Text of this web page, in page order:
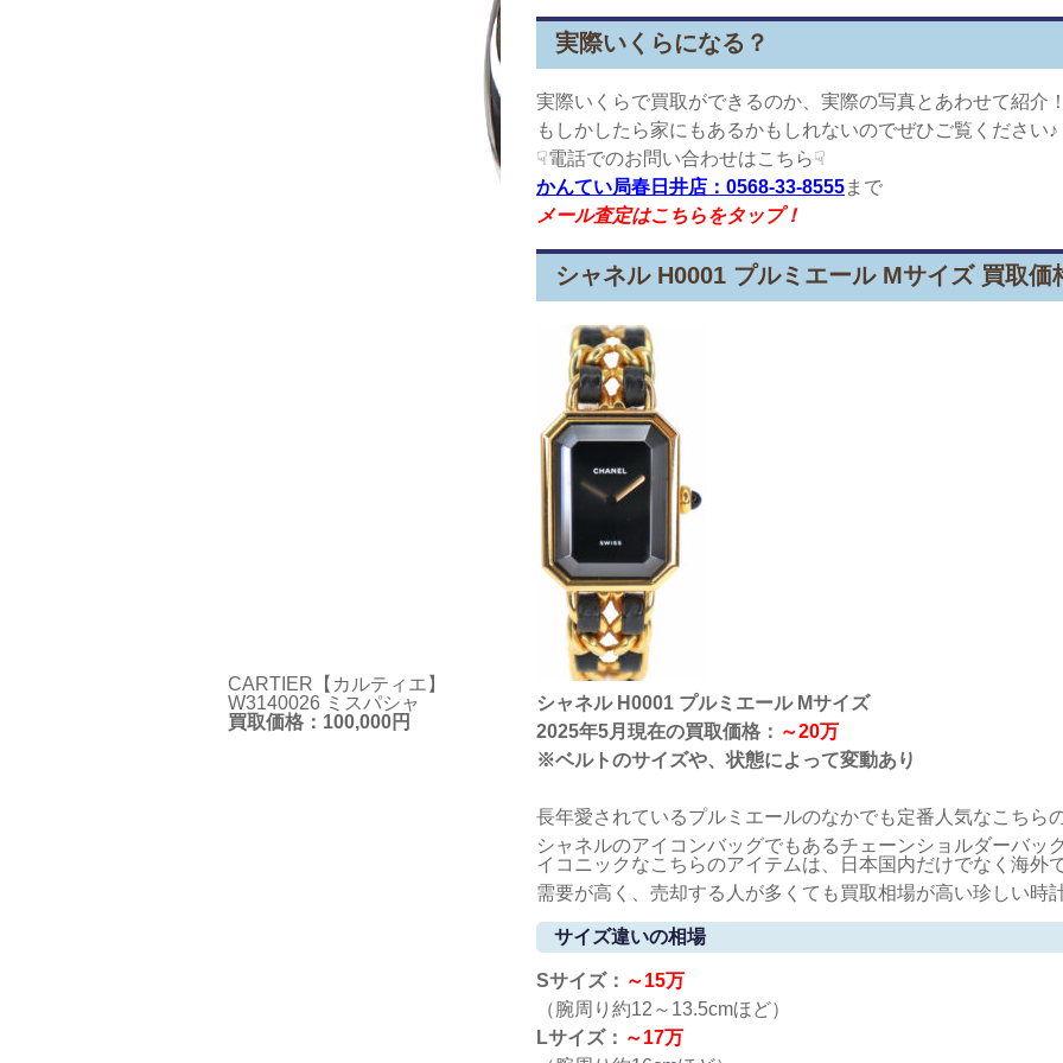
実際いくらになる？
実際いくらで買取ができるのか、実際の写真とあわせて紹介
もしかしたら家にもあるかもしれないのでぜひご覧ください♪
☟電話でのお問い合わせはこちら☟
かんてい局春日井店：0568-33-8555まで
メール査定はこちらをタップ！
シャネル H0001 プルミエール Mサイズ 買取価
シャネル H0001 プルミエール Mサイズ
2025年5月現在の買取価格： ～20万
※ベルトのサイズや、状態によって変動あり
長年愛されているプルミエールのなかでも定番人気なこちら
シャネルのアイコンバッグでもあるチェーンショルダーバッ
イコニックなこちらのアイテムは、日本国内だけでなく海外
需要が高く、売却する人が多くても買取相場が高い珍しい時
サイズ違いの相場
Sサイズ： ～15万
（腕周り約12～13.5cmほど）
Lサイズ： ～17万
CARTIER【カルティエ】
W3140026 ミスパシャ
買取価格：100,000円